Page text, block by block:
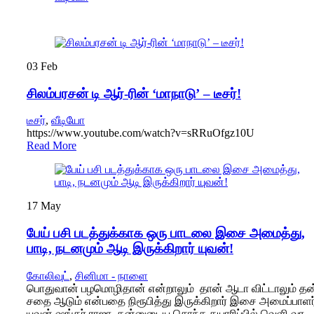
03 Feb
சிலம்பரசன் டி ஆர்-ரின் ‘மாநாடு’ – டீசர்!
டீசர், வீடியோ
https://www.youtube.com/watch?v=sRRuOfgz10U
Read More
17 May
பேய் பசி படத்துக்காக ஒரு பாடலை இசை அமைத்து,
பாடி, நடனமும் ஆடி இருக்கிறார் யுவன்!
கோலிவுட் , சினிமா - நாளை
பொதுவான் பழமொழிதான் என்றாலும் தான் ஆடா விட்டாலும்
சதை ஆடும் என்பதை நிரூபித்து இருக்கிறார் இசை